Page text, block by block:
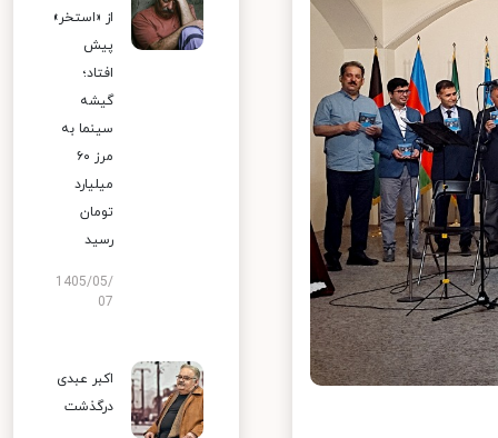
از «استخر»
پیش
افتاد؛
گیشه
سینما به
مرز ۶۰
میلیارد
تومان
رسید
1405/05/
07
اکبر عبدی
درگذشت